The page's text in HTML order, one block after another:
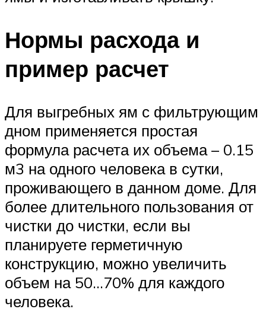
Нормы расхода и
пример расчет
Для выгребных ям с фильтрующим
дном применяется простая
формула расчета их объема – 0.15
м3 на одного человека в сутки,
проживающего в данном доме. Для
более длительного пользования от
чистки до чистки, если вы
планируете герметичную
конструкцию, можно увеличить
объем на 50…70% для каждого
человека.